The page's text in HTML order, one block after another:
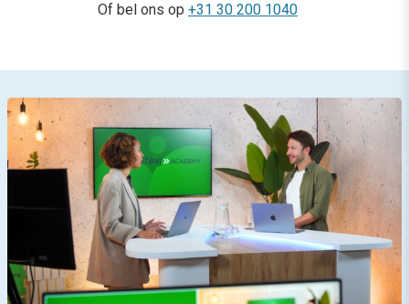
Of bel ons op +31 30 200 1040